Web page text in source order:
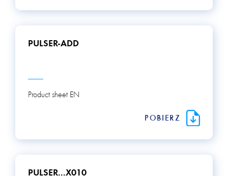
PULSER-ADD
Product sheet EN
POBIERZ
PULSER...X010